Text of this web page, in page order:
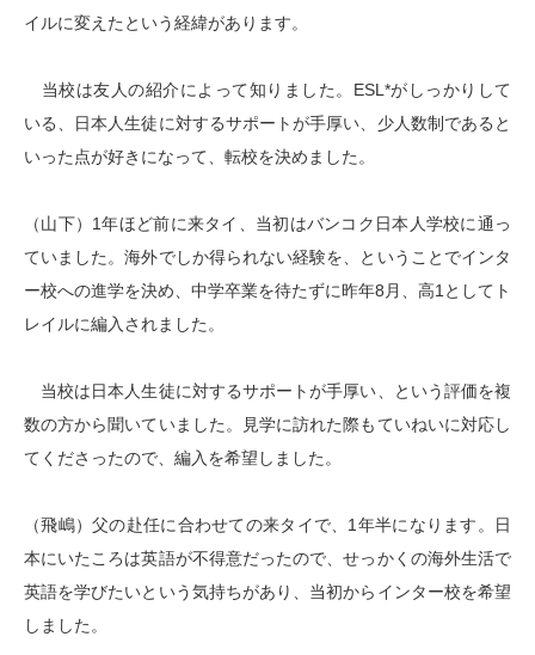
イルに変えたという経緯があります。
当校は友人の紹介によって知りました。ESL*がしっかりして
いる、日本人生徒に対するサポートが手厚い、少人数制であると
いった点が好きになって、転校を決めました。
（山下）1年ほど前に来タイ、当初はバンコク日本人学校に通っ
ていました。海外でしか得られない経験を、ということでインタ
ー校への進学を決め、中学卒業を待たずに昨年8月、高1としてト
レイルに編入されました。
当校は日本人生徒に対するサポートが手厚い、という評価を複
数の方から聞いていました。見学に訪れた際もていねいに対応し
てくださったので、編入を希望しました。
（飛嶋）父の赴任に合わせての来タイで、1年半になります。日
本にいたころは英語が不得意だったので、せっかくの海外生活で
英語を学びたいという気持ちがあり、当初からインター校を希望
しました。